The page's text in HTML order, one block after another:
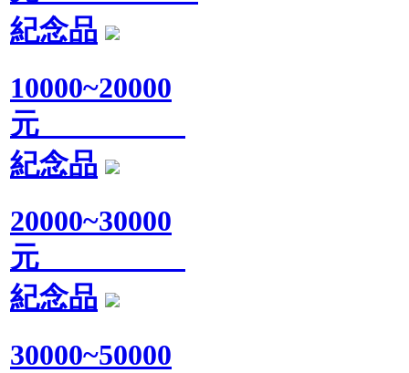
紀念品
10000~20000
元
紀念品
20000~30000
元
紀念品
30000~50000